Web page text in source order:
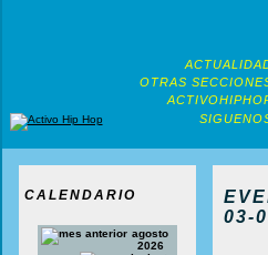
OTRAS
CALENDARIO
agosto
2026
03-